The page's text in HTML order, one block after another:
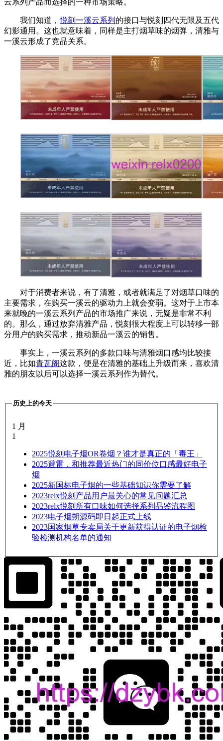
云系列产品而选择的一种市场策略。
我们知道，悦刻一溪云系列 的接口与悦刻四代无限及五代
幻影通用。这也就意味着，同样是主打烟草味的烟弹，清雅与
一溪云形成了竞品关系。
对于消费者来说，有了清雅，或者就满足了对烟草口味的
主要需求，在购买一溪云的驱动力上就会变弱。这对于上市本
来就晚的一溪云系列产品的市场推广来说，无疑是非常不利
的。那么，通过放弃清雅产品，悦刻很大程度上可以转移一部
分用户的购买需求，推动新品一溪云的销售。
事实上，一溪云系列的多款口味与清雅烟口感均比较接
近，比如青瓦阁这款，便是在清雅的基础上升级而来，喜欢清
雅的朋友以后可以选择一溪云系列作为替代。
历史上的今天
1 月
1
2025悦刻电子烟OR卷烟？谁才是真正的「毒王」
2025避雷，和推荐最近热门的同价位口感最好电子
烟
2025新国标电子烟的一些基础知识你需要了解
2023relx悦刻产品用户最关心的常见问题汇总
2023relx悦刻所有口味如何选择系列品鉴流程图
2023电子烟朔源码即日起正式上线
2023国家烟草专卖局关于更新获得认证的电子烟检
验检测机构名单的通知